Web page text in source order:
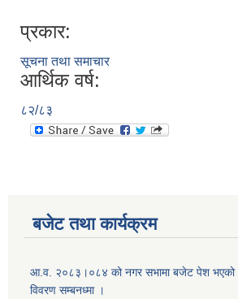
प्रकार:
सूचना तथा समाचार
आर्थिक वर्ष:
८२/८३
बजेट तथा कार्यक्रम
आ.व. २०८३।०८४ को नगर सभामा बजेट पेश भएको
विवरण सम्बनध्मा ।